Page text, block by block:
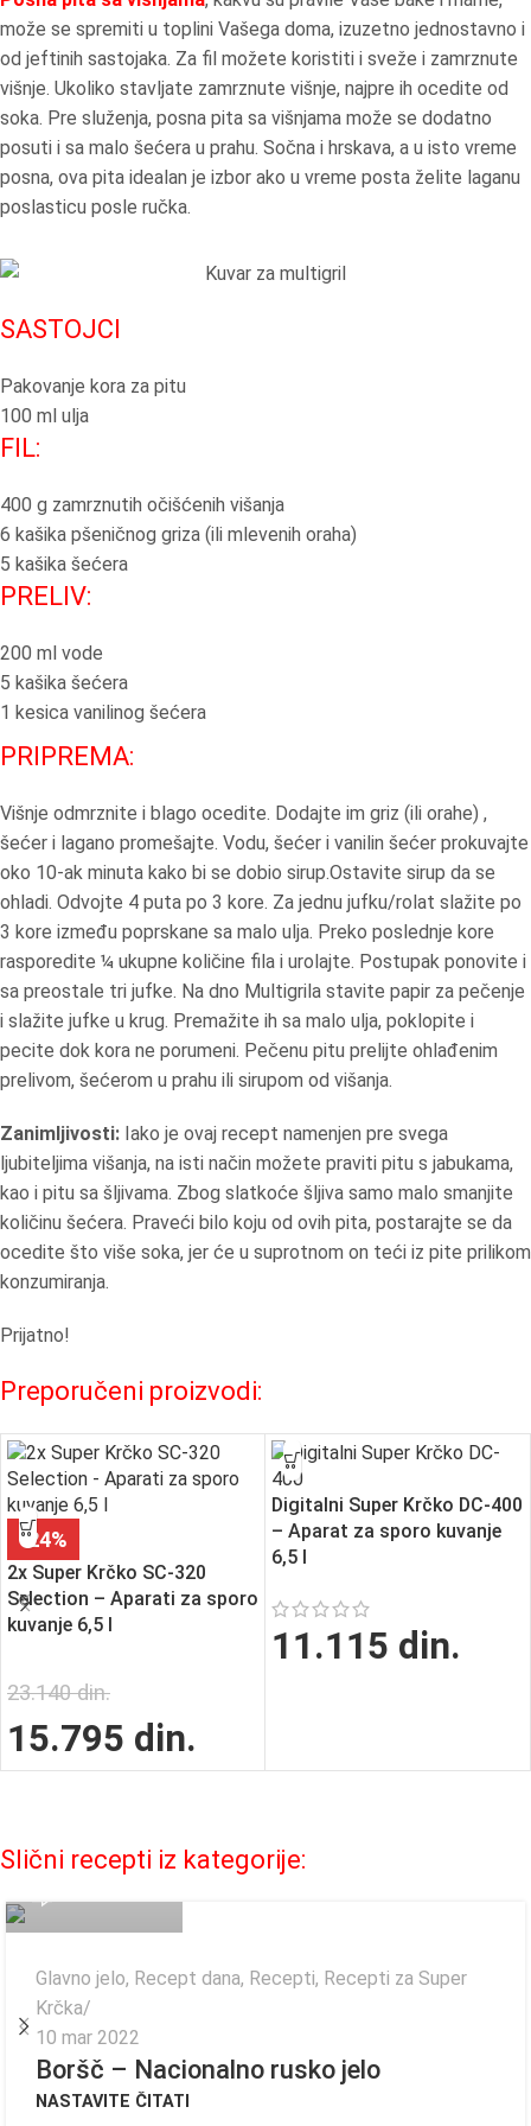
može se spremiti u toplini Vašega doma, izuzetno jednostavno i
od jeftinih sastojaka. Za fil možete koristiti i sveže i zamrznute
višnje. Ukoliko stavljate zamrznute višnje, najpre ih ocedite od
soka. Pre služenja, posna pita sa višnjama može se dodatno
posuti i sa malo šećera u prahu. Sočna i hrskava, a u isto vreme
posna, ova pita idealan je izbor ako u vreme posta želite laganu
poslasticu posle ručka.
SASTOJCI
Pakovanje kora za pitu
100 ml ulja
FIL:
400 g zamrznutih očišćenih višanja
6 kašika pšeničnog griza (ili mlevenih oraha)
5 kašika šećera
PRELIV:
200 ml vode
5 kašika šećera
1 kesica vanilinog šećera
PRIPREMA:
Višnje odmrznite i blago ocedite. Dodajte im griz (ili orahe) ,
šećer i lagano promešajte. Vodu, šećer i vanilin šećer prokuvajte
oko 10-ak minuta kako bi se dobio sirup.Ostavite sirup da se
ohladi. Odvojte 4 puta po 3 kore. Za jednu jufku/rolat slažite po
3 kore između poprskane sa malo ulja. Preko poslednje kore
rasporedite ¼ ukupne količine fila i urolajte. Postupak ponovite i
sa preostale tri jufke. Na dno Multigrila stavite papir za pečenje
i slažite jufke u krug. Premažite ih sa malo ulja, poklopite i
pecite dok kora ne porumeni. Pečenu pitu prelijte ohlađenim
prelivom, šećerom u prahu ili sirupom od višanja.
Zanimljivosti: Iako je ovaj recept namenjen pre svega
ljubiteljima višanja, na isti način možete praviti pitu s jabukama,
kao i pitu sa šljivama. Zbog slatkoće šljiva samo malo smanjite
količinu šećera. Praveći bilo koju od ovih pita, postarajte se da
ocedite što više soka, jer će u suprotnom on teći iz pite prilikom
konzumiranja.
Prijatno!
Preporučeni proizvodi:
-24%
2x Super Krčko SC-320
Selection – Aparati za sporo
kuvanje 6,5 l
23.140din.
15.795 din.
Digitalni Super Krčko DC-400
– Aparat za sporo kuvanje
6,5 l
11.115 din.
Slični recepti iz kategorije:
Glavno jelo, Recept dana, Recepti, Recepti za Super
Krčka
10 mar 2022
Boršč – Nacionalno rusko jelo
NASTAVITE ČITATI